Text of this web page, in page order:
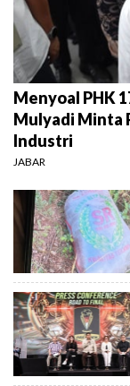
Menyoal PHK
Mulyadi Minta
Industri
JABAR